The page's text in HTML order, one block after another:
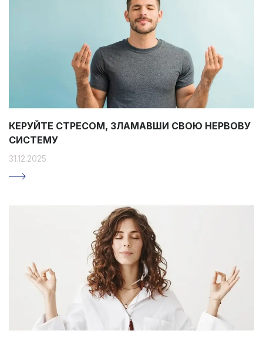
КЕРУЙТЕ СТРЕСОМ, ЗЛАМАВШИ СВОЮ НЕРВОВУ
СИСТЕМУ
31.12.2025